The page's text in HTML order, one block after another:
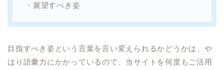
・展望すべき姿
目指すべき姿という言葉を言い変えられるかどうかは、や
はり語彙力にかかっているので、当サイトを何度もご活用